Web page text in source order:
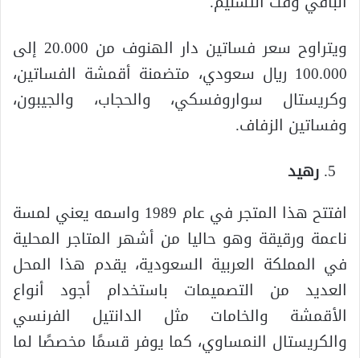
ويتراوح سعر فساتين دار الهنوف من 20.000 إلى
100.000 ريال سعودي، متضمنة أقمشة الفساتين،
وكريستال سواروفسكي، والحجاب، والجيبون،
وفساتين الزفاف.
رهيد
افتتح هذا المتجر في عام 1989 واسمه يعني لمسة
ناعمة ورقيقة وهو حاليا من أشهر المتاجر المحلية
في المملكة العربية السعودية، يقدم هذا المحل
العديد من التصميمات باستخدام أجود أنواع
الأقمشة والخامات مثل الدانتيل الفرنسي
والكريستال النمساوي، كما يوفر قسمًا مخصصًا لما